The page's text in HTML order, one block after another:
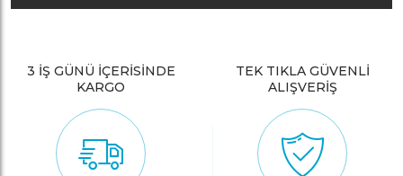
3 İŞ GÜNÜ İÇERİSİNDE
KARGO
TEK TIKLA GÜVENLİ
ALIŞVERİŞ